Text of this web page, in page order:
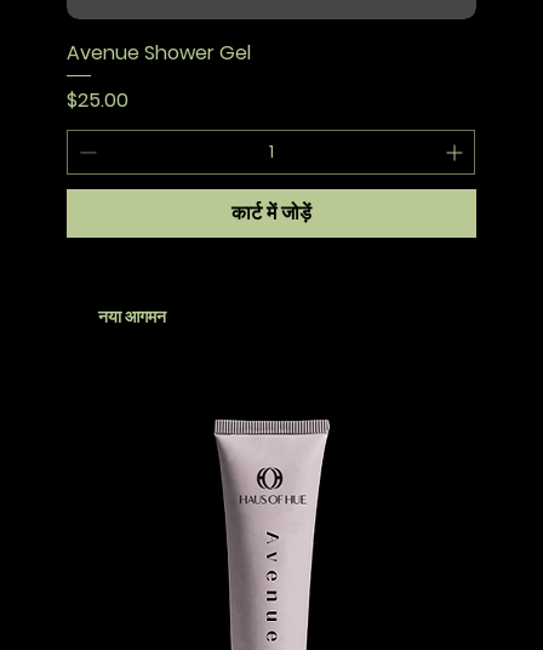
Avenue Shower Gel
मूल्य
$25.00
कार्ट में जोड़ें
नया आगमन